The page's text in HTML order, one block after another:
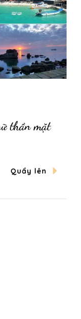
thần mặt
Quẩy lên